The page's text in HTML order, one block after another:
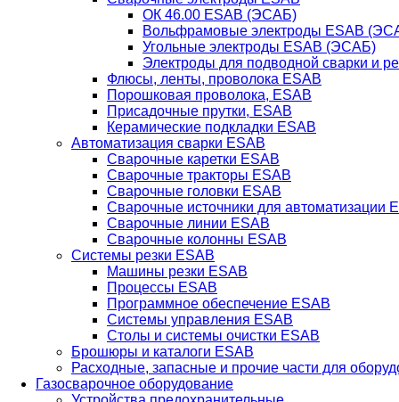
ОК 46.00 ESAB (ЭСАБ)
Вольфрамовые электроды ESAB
Угольные электроды ESAB (ЭСАБ)
Электроды для подводной сварки и
Флюсы, ленты, проволока ESAB
Порошковая проволока, ESAB
Присадочные прутки, ESAB
Керамические подкладки ESAB
Автоматизация сварки ESAB
Сварочные каретки ESAB
Сварочные тракторы ESAB
Сварочные головки ESAB
Сварочные источники для автоматизации
Сварочные линии ESAB
Сварочные колонны ESAB
Системы резки ESAB
Машины резки ESAB
Процессы ESAB
Программное обеспечение ESAB
Системы управления ESAB
Столы и системы очистки ESAB
Брошюры и каталоги ESAB
Расходные, запасные и прочие части для
Газосварочное оборудование